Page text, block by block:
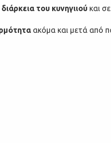
του κυνηγιιού και
ακόμα και μετά από